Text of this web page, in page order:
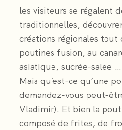
les visiteurs se régalent
traditionnelles,
créations régionales tout
poutines fusion, au
asiatique, sucrée-salée …
Mais qu’est-ce qu’une
demandez-vous peut-
Vladimir). Et bien la
composé de frites, de